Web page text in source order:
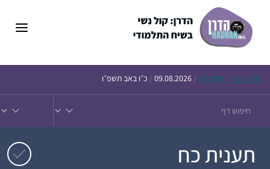
הדף היומי – חולין קא/
09.08.2026
/ כ״ו באב תשפ״ו
תענית כח